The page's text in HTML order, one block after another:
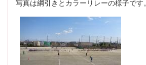
写真は綱引きとカラーリレーの様子です。